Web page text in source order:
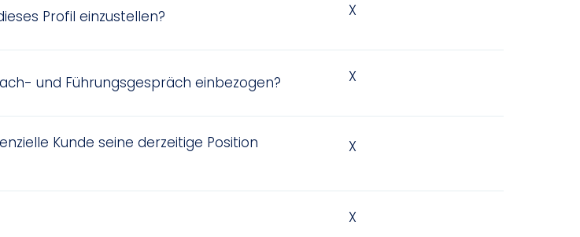
Profil einzustellen? X
und Führungsgespräch einbezogen? X
Kunde seine derzeitige Position
X
X